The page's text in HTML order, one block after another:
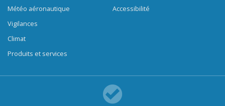
Météo aéronautique
Vigilances
Climat
Produits et services
Accessibilité